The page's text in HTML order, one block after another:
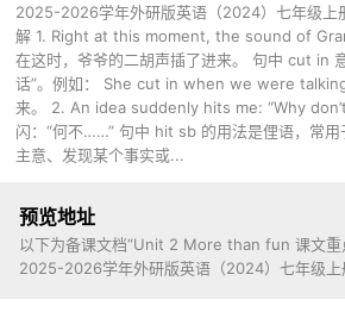
2025-2026学年外研版英语（2024）七年级上
解 1. Right at this moment, the sound of
在这时，爷爷的二胡声插了进来。 句中 cut in
话”。例如： She cut in when we were
来。 2. An idea suddenly hits me: “Why
闪：“何不……” 句中 hit sb 的用法是俚语，常用
主意、发现某个事实或...
预览地址
以下为备课文档“Unit 2 More than fun 课文重
2025-2026学年外研版英语（2024）七年级上